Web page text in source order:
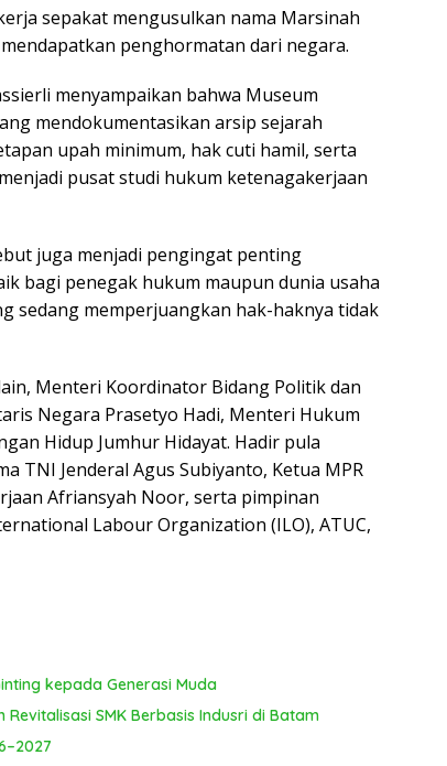
sepakat mengusulkan nama Marsinah
penghormatan dari negara.
menyampaikan bahwa Museum
mendokumentasikan arsip sejarah
upah minimum, hak cuti hamil, serta
pusat studi hukum ketenagakerjaan
juga menjadi pengingat penting
bagi penegak hukum maupun dunia usaha
sedang memperjuangkan hak-haknya tidak
Menteri Koordinator Bidang Politik dan
Negara Prasetyo Hadi, Menteri Hukum
Hidup Jumhur Hidayat. Hadir pula
TNI Jenderal Agus Subiyanto, Ketua MPR
Afriansyah Noor, serta pimpinan
Labour Organization (ILO), ATUC,
kepada Generasi Muda
SMK Berbasis Indusri di Batam